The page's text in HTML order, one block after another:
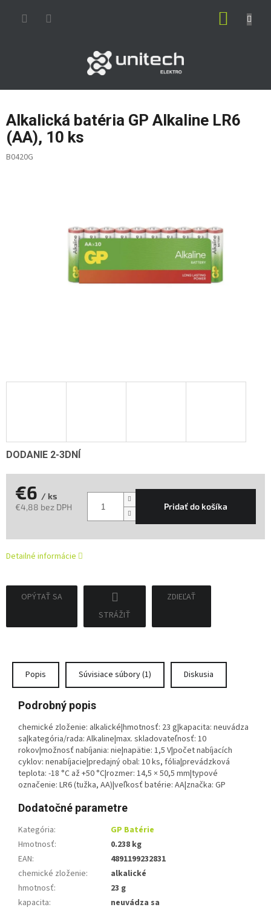
Alkalická batéria GP Alkaline LR6
(AA), 10 ks
B0420G
DODANIE 2-3DNÍ
€6 / ks
€4,88 bez DPH
Pridať do košíka
Detailné informácie
OPÝTAŤ SA
STRÁŽIŤ
ZDIEĽAŤ
Popis Súvisiace súbory (1) Diskusia
Podrobný popis
chemické zloženie: alkalické|hmotnosť: 23 g|kapacita: neuvádza
sa|kategória/rada: Alkaline|max. skladovateľnosť: 10
rokov|možnosť nabíjania: nie|napätie: 1,5 V|počet nabíjacích
cyklov: nenabíjacie|predajný obal: 10 ks, fólia|prevádzková
teplota: -18 °C až +50 °C|rozmer: 14,5 × 50,5 mm|typové
označenie: LR6 (tužka, AA)|veľkosť batérie: AA|značka: GP
Dodatočné parametre
Kategória:
GP Batérie
Hmotnosť:
0.238 kg
EAN:
4891199232831
chemické zloženie:
alkalické
hmotnosť:
23 g
kapacita:
neuvádza sa